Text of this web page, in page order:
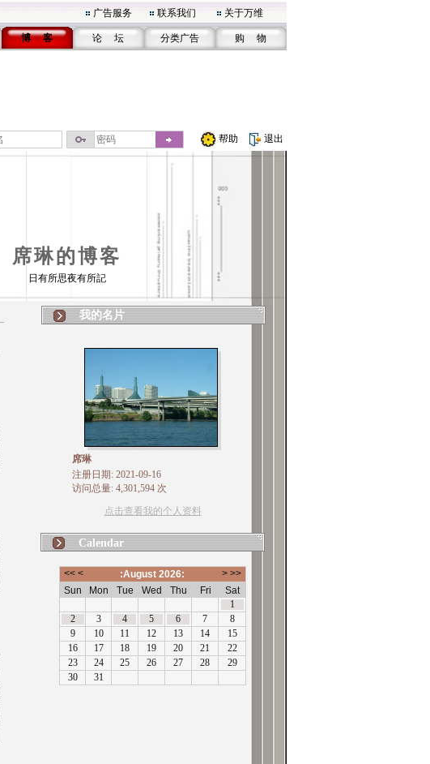
广告服务 联系我们 关于万维
博 客 论 坛 分类广告 购 物
帮助 退出
席琳的博客
日有所思夜有所記
我的名片
席琳
注册日期: 2021-09-16
访问总量: 4,301,594 次
点击查看我的个人资料
Calendar